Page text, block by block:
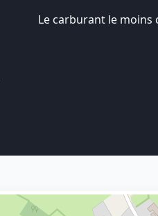
Le carburant le moins